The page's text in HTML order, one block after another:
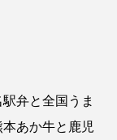
弁と全国うま
あか牛と鹿児